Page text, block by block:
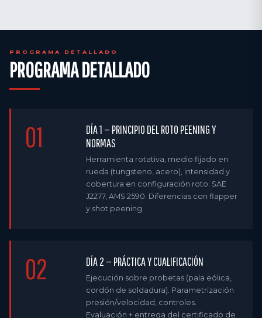
PROGRAMA DETALLADO
PROGRAMA DETALLADO
01
DÍA 1 — PRINCIPIO DEL ROTO PEENING Y
NORMAS
Herramienta rotativa, medio fijado en
rueda (tungsteno, acero), intensidad y
cobertura en configuración roto. SAE
J2277, AMS 2590. Diferencias con flapper
y shot peening.
02 DÍA 2 — PRÁCTICA Y CUALIFICACIÓN
Ejecución sobre probetas (pala eólica,
cordón de soldadura). Parametrización
presión/velocidad, controles.
Evaluación + entrega del certificado de